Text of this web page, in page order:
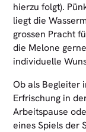
hierzu folgt).
liegt die
grossen Pracht
die Melone
individuelle
Ob als Begleiter
Erfrischung in
Arbeitspause
eines Spiels der